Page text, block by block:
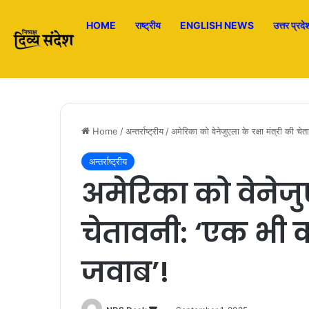
HOME राष्ट्रीय ENGLISH NEWS उत्तर
Home /अन्तर्राष्ट्रीय /अमेरिका को वेनेजुएला के रक्षा मंत्री की
अन्तर्राष्ट्रीय
अमेरिका को
चेतावनी: ‘एक भी
जवाब’!